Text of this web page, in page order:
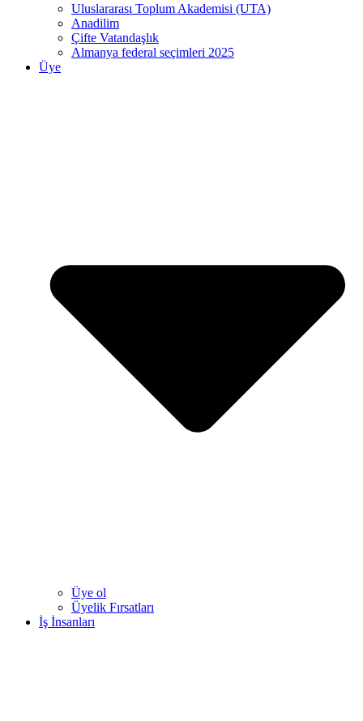
Uluslararası Toplum Akademisi (UTA)
Anadilim
Çifte Vatandaşlık
Almanya federal seçimleri 2025
Üye
Üye ol
Üyelik Fırsatları
İş İnsanları